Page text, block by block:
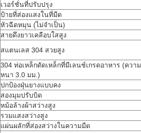
เวอร์ชั่นที่ปรับปรุง
ป้ายที่ส่องแสงในที่มืด
หัวฉีดหมุน (ไม่จําเป็น)
สายดึงยาวเคลือบใสสูง
สแตนเลส 304 สวยสูง
304 ท่อเหล็กดัดเหล็กที่มีเลนช์เกรดอาหาร (ความ
หนา 3.0 มม.)
ปกป้องฝุ่นยางแบบคง
สองมุมปรับบิด
หม้อล้างผ้าสว่างสูง
รวมแสงสว่างสูง
แผ่นผลักที่ส่องสว่างในความมืด